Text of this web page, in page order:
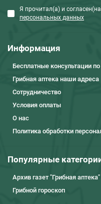
Я прочитал(а) и
персональных данных
Информация
Бесплатные консультации
Грибная аптека наши адреса
Сотрудничество
Условия оплаты
О нас
Политика обработки
Популярные
Архив газет "Грибная аптека"
Грибной гороскоп